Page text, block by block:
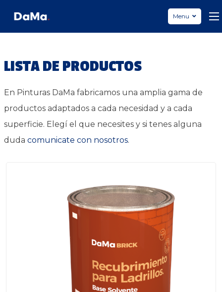
Menu
LISTA DE PRODUCTOS
En Pinturas DaMa fabricamos una amplia gama de
productos adaptados a cada necesidad y a cada
superficie. Elegí el que necesites y si tenes alguna
duda comunicate con nosotros.